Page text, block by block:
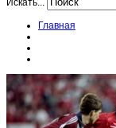
Искать...
Главная